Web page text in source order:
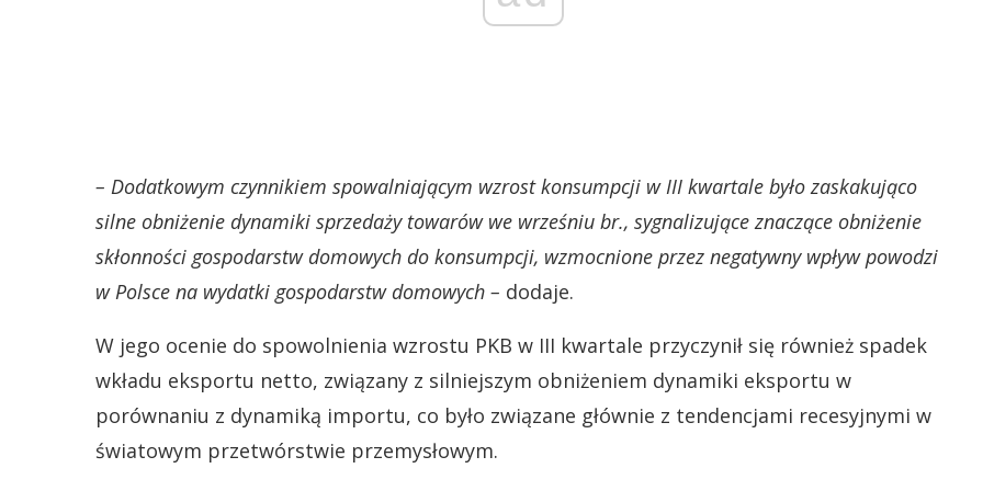
– Dodatkowym czynnikiem spowalniającym wzrost konsumpcji w III kwartale było zaskakująco
silne obniżenie dynamiki sprzedaży towarów we wrześniu br., sygnalizujące znaczące obniżenie
skłonności gospodarstw domowych do konsumpcji, wzmocnione przez negatywny wpływ powodzi
w Polsce na wydatki gospodarstw domowych – dodaje.
W jego ocenie do spowolnienia wzrostu PKB w III kwartale przyczynił się również spadek
wkładu eksportu netto, związany z silniejszym obniżeniem dynamiki eksportu w
porównaniu z dynamiką importu, co było związane głównie z tendencjami recesyjnymi w
światowym przetwórstwie przemysłowym.